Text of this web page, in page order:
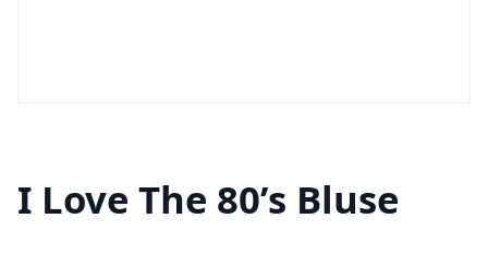
I Love The 80’s Bluse